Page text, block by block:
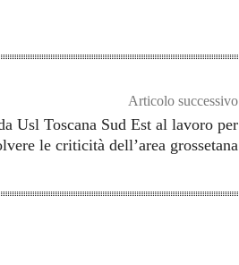
Articolo successivo
Usl Toscana Sud Est al lavoro per
le criticità dell’area grossetana